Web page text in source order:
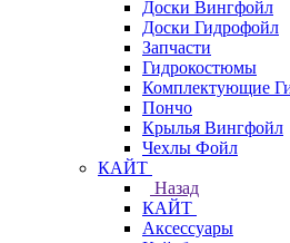
Доски Вингфойл
Доски Гидрофойл
Запчасти
Гидрокостюмы
Комплектующие
Пончо
Крылья Вингфойл
Чехлы Фойл
КАЙТ
Назад
КАЙТ
Аксессуары